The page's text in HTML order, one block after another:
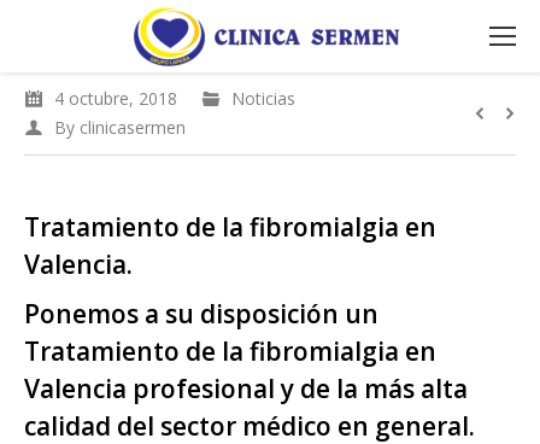
4 octubre, 2018
Noticias
By clinicasermen
Tratamiento de la fibromialgia en
Valencia.
Ponemos a su disposición un
Tratamiento de la fibromialgia en
Valencia profesional y de la más alta
calidad del sector médico en general.